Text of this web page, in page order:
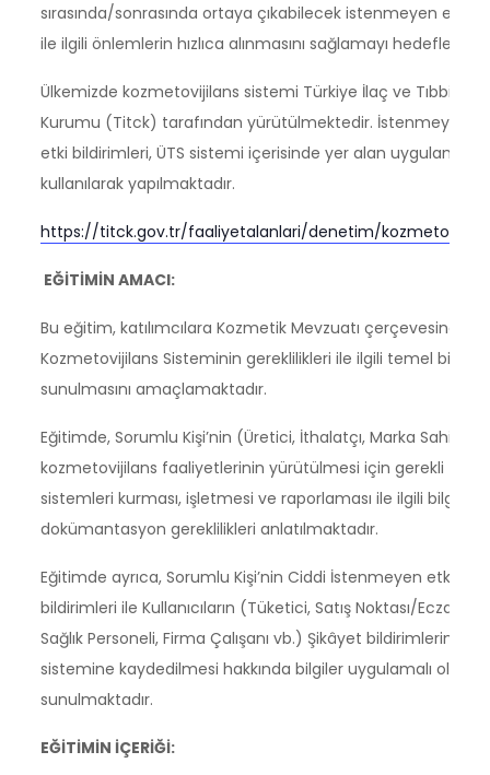
sırasında/sonrasında ortaya çıkabilecek istenmeyen etkiler
ile ilgili önlemlerin hızlıca alınmasını sağlamayı hedefler.
Ülkemizde kozmetovijilans sistemi Türkiye İlaç ve Tıbbi
Kurumu (Titck) tarafından yürütülmektedir. İstenmeyen
etki bildirimleri, ÜTS sistemi içerisinde yer alan uygulamalar
kullanılarak yapılmaktadır.
https://titck.gov.tr/faaliyetalanlari/denetim/
EĞİTİMİN AMACI:
Bu eğitim, katılımcılara Kozmetik Mevzuatı çerçevesinde,
Kozmetovijilans Sisteminin gereklilikleri ile ilgili temel
sunulmasını amaçlamaktadır.
Eğitimde, Sorumlu Kişi’nin (Üretici, İthalatçı, Marka Sahibi)
kozmetovijilans faaliyetlerinin yürütülmesi için gerekli
sistemleri kurması, işletmesi ve raporlaması ile ilgili bilgiler
dokümantasyon gereklilikleri anlatılmaktadır.
Eğitimde ayrıca, Sorumlu Kişi’nin Ciddi İstenmeyen etki
bildirimleri ile Kullanıcıların (Tüketici, Satış Noktası/Eczane,
Sağlık Personeli, Firma Çalışanı vb.) Şikâyet bildirimlerinin
sistemine kaydedilmesi hakkında bilgiler uygulamalı olarak
sunulmaktadır.
EĞİTİMİN İÇERİĞİ: